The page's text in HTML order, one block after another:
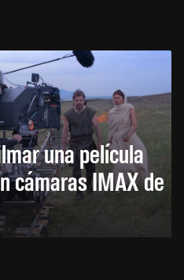
una película
cámaras IMAX de